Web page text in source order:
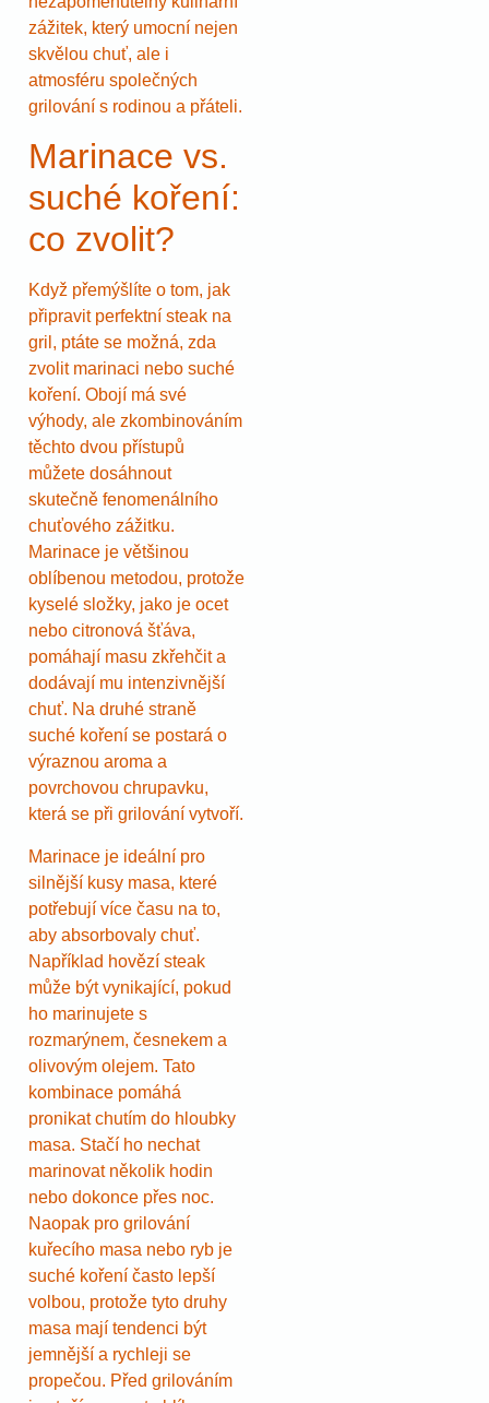
zážitek, který umocní nejen
skvělou chuť, ale i
atmosféru společných
grilování s rodinou a přáteli.
Marinace vs.
suché koření:
co zvolit?
Když přemýšlíte o tom, jak
připravit perfektní steak na
gril, ptáte se možná, zda
zvolit marinaci nebo suché
koření. Obojí má své
výhody, ale zkombinováním
těchto dvou přístupů
můžete dosáhnout
skutečně fenomenálního
chuťového zážitku.
Marinace je většinou
oblíbenou metodou, protože
kyselé složky, jako je ocet
nebo citronová šťáva,
pomáhají masu zkřehčit a
dodávají mu intenzivnější
chuť. Na druhé straně
suché koření se postará o
výraznou aroma a
povrchovou chrupavku,
která se při grilování vytvoří.
Marinace je ideální pro
silnější kusy masa, které
potřebují více času na to,
aby absorbovaly chuť.
Například hovězí steak
může být vynikající, pokud
ho marinujete s
rozmarýnem, česnekem a
olivovým olejem. Tato
kombinace pomáhá
pronikat chutím do hloubky
masa. Stačí ho nechat
marinovat několik hodin
nebo dokonce přes noc.
Naopak pro grilování
kuřecího masa nebo ryb je
suché koření často lepší
volbou, protože tyto druhy
masa mají tendenci být
jemnější a rychleji se
propečou. Před grilováním